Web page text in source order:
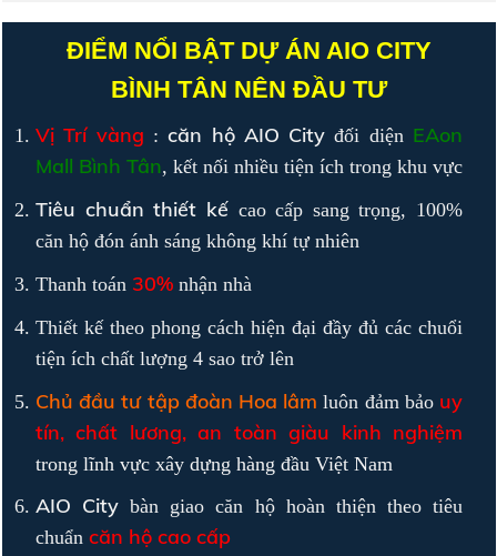
ĐIỂM NỔI BẬT DỰ ÁN AIO CITY
BÌNH TÂN NÊN ĐẦU TƯ
Vị Trí vàng :căn hộ AIO City đối diện EAon
Mall Bình Tân, kết nối nhiều tiện ích trong khu vực
Tiêu chuẩn thiết kế cao cấp sang trọng, 100%
căn hộ đón ánh sáng không khí tự nhiên
Thanh toán 30% nhận nhà
Thiết kế theo phong cách hiện đại đầy đủ các chuổi
tiện ích chất lượng 4 sao trở lên
Chủ đầu tư tập đoàn Hoa lâm luôn đảm bảo uy
tín, chất lương, an toàn giàu kinh nghiệm
trong lĩnh vực xây dựng hàng đầu Việt Nam
AIO City bàn giao căn hộ hoàn thiện theo tiêu
chuẩn căn hộ cao cấp